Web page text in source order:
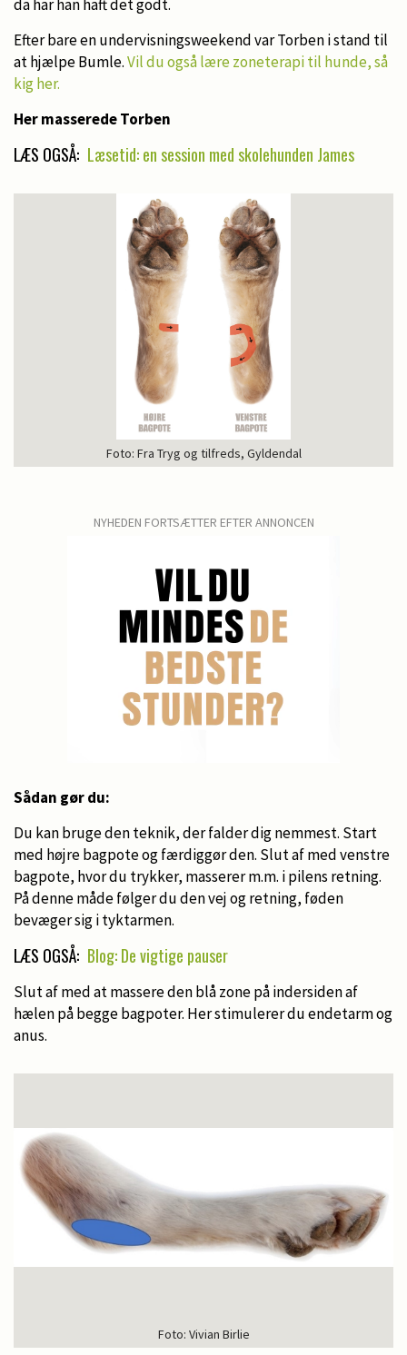
da har han haft det godt.
Efter bare en undervisningsweekend var Torben i stand til
at hjælpe Bumle.Vil du også lære zoneterapi til hunde, så
kig her.
Her masserede Torben
LÆS OGSÅ: Læsetid: en session med skolehunden James
Foto: Fra Tryg og tilfreds, Gyldendal
NYHEDEN FORTSÆTTER EFTER ANNONCEN
Sådan gør du:
Du kan bruge den teknik, der falder dig nemmest. Start
med højre bagpote og færdiggør den. Slut af med venstre
bagpote, hvor du trykker, masserer m.m. i pilens retning.
På denne måde følger du den vej og retning, føden
bevæger sig i tyktarmen.
LÆS OGSÅ: Blog: De vigtige pauser
Slut af med at massere den blå zone på indersiden af
hælen på begge bagpoter. Her stimulerer du endetarm og
anus.
Foto: Vivian Birlie